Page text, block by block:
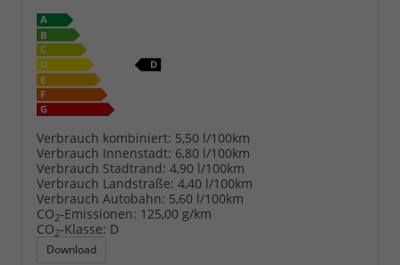
Verbrauch kombiniert: 5,50 l/100km
Verbrauch Innenstadt: 6,80 l/100km
Verbrauch Stadtrand: 4,90 l/100km
Verbrauch Landstraße: 4,40 l/100km
Verbrauch Autobahn: 5,60 l/100km
CO2-Emissionen: 125,00 g/km
CO2-Klasse: D
Download